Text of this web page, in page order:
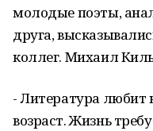
молодые поэты,
друга,
коллег. Михаил
- Литература любит
возраст. Жизнь